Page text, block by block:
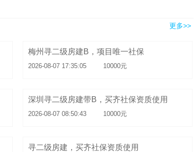
更多>>
梅州寻二级房建B，项目唯一社保
2026-08-07 17:35:05 10000元
深圳寻二级房建带B，买齐社保资质使用
2026-08-07 08:50:43 10000元
寻二级房建，买齐社保资质使用